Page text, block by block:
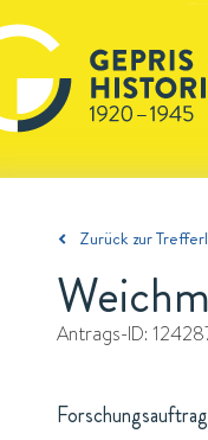
Zurück zur
Antrags-ID: